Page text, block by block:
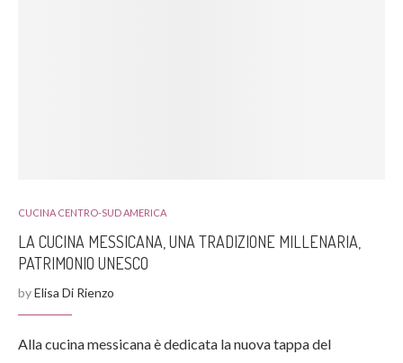
CUCINA CENTRO-SUD AMERICA
LA CUCINA MESSICANA, UNA TRADIZIONE MILLENARIA,
PATRIMONIO UNESCO
byElisa Di Rienzo
Alla cucina messicana è dedicata la nuova tappa del